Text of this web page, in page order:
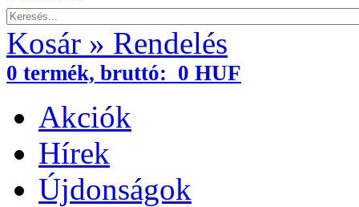
Kosár » Rendelés
0 termék, bruttó: 0 HUF
Akciók
Hírek
Újdonságok